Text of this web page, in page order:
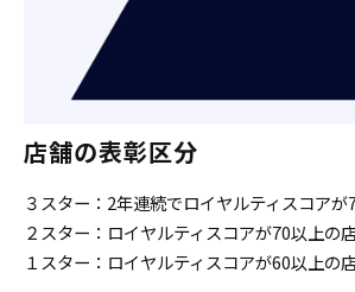
店舗の表彰区分
３スター：2年連続でロイヤルティスコア
２スター：ロイヤルティスコアが70以上の
１スター：ロイヤルティスコアが60以上の